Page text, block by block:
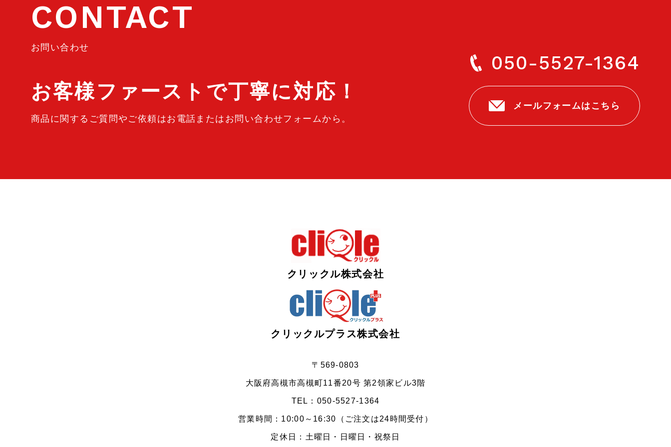
CONTACT
お問い合わせ
お客様ファーストで丁寧に対応！
商品に関するご質問やご依頼はお電話またはお問い合わせフォームから。
050-5527-1364
メールフォームはこちら
クリックル株式会社
クリックルプラス株式会社
〒569-0803
大阪府高槻市高槻町11番20号 第2領家ビル3階
TEL： 050-5527-1364
営業時間：10:00～16:30（ご注文は24時間受付）
定休日：土曜日・日曜日・祝祭日